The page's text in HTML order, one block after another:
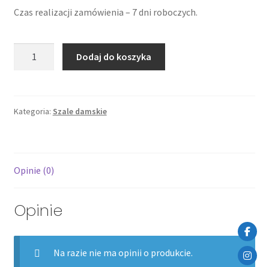
Czas realizacji zamówienia – 7 dni roboczych.
popielaty
Dodaj do koszyka
Kategoria: Szale damskie
Opinie (0)
Opinie
Na razie nie ma opinii o produkcie.